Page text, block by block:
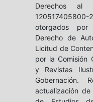
Derechos al
otorgados
Derecho de
Licitud de
por la Comisión
y Revistas
Gobernación.
actualización